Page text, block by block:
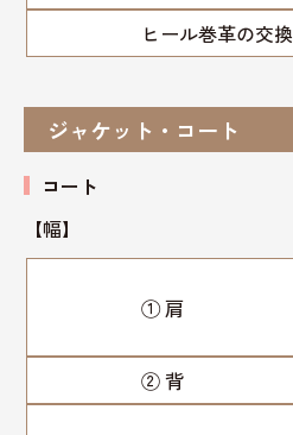
ヒール巻革の交換
ジャケット・コート
コート
【幅】
① 肩
② 背